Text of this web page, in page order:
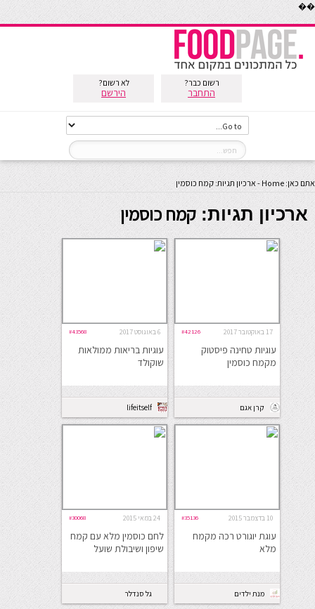
��
רשום כבר?
התחבר
לא רשום?
הירשם
אתם כאן: Home
-ארכיון תגיות: קמח כוסמין
ארכיון תגיות:קמח כוסמין
17 באוקטובר 2017 #42126
עוגיות טחינה פיסטוק
מקמח כוסמין
קרן אגם
6 באוגוסט 2017 #43568
עוגיות בריאות ממולאות
שוקולד
lifeitself
10 בדצמבר 2015 #35136
עוגת יוגורט רכה מקמח
מלא
מנת ילדים
24 במאי 2015 #30068
לחם כוסמין מלא עם קמח
שיפון ושיבולת שועל
גל סנדלר
קאראסיק